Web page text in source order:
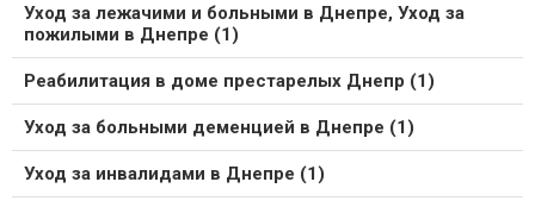
Уход за лежачими и больными в Днепре, Уход за
пожилыми в Днепре (1)
Реабилитация в доме престарелых Днепр (1)
Уход за больными деменцией в Днепре (1)
Уход за инвалидами в Днепре (1)